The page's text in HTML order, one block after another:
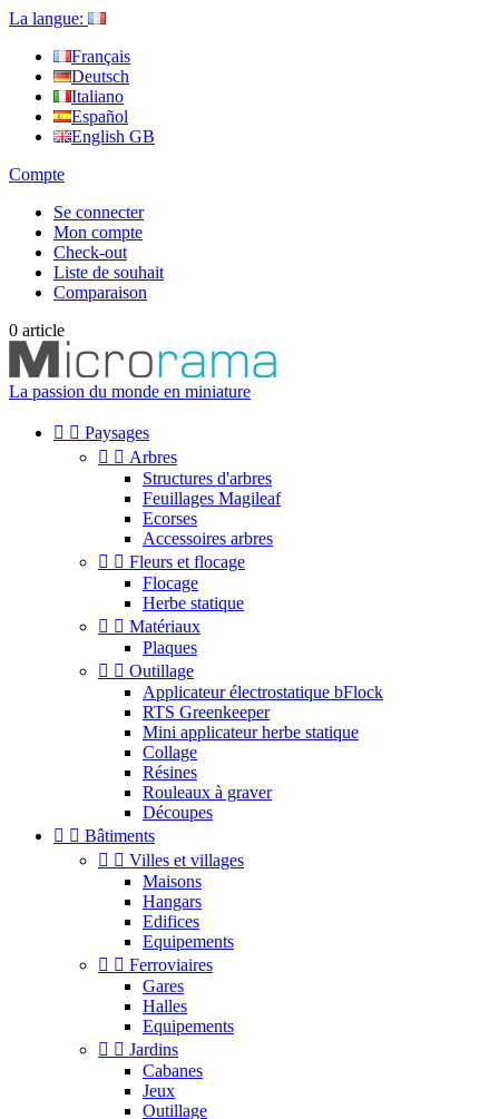
La langue:
Français
Deutsch
Italiano
Español
English GB
Compte
Se connecter
Mon compte
Check-out
Liste de souhait
Comparaison
0 article
La passion du monde en miniature
  Paysages
  Arbres
Structures d'arbres
Feuillages Magileaf
Ecorses
Accessoires arbres
  Fleurs et flocage
Flocage
Herbe statique
  Matériaux
Plaques
  Outillage
Applicateur électrostatique bFlock
RTS Greenkeeper
Mini applicateur herbe statique
Collage
Résines
Rouleaux à graver
Découpes
  Bâtiments
  Villes et villages
Maisons
Hangars
Edifices
Equipements
  Ferroviaires
Gares
Halles
Equipements
  Jardins
Cabanes
Jeux
Outillage